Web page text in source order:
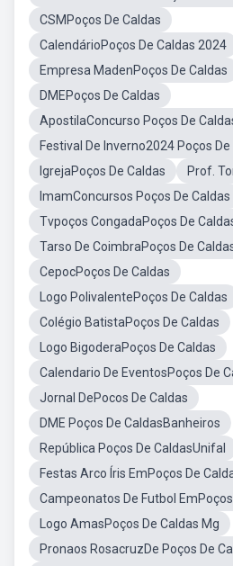
CSMPoços De Caldas
CalendárioPoços De Caldas 2024
Empresa MadenPoços De Caldas
DMEPoços De Caldas
ApostilaConcurso Poços De
Festival De Inverno2024 Poços De
IgrejaPoços De Caldas
Prof.
ImamConcursos Poços De Caldas
Tvpoços CongadaPoços De
Tarso De CoimbraPoços De
CepocPoços De Caldas
Logo PolivalentePoços De Caldas
Colégio BatistaPoços De Caldas
Logo BigoderaPoços De Caldas
Calendario De EventosPoços De
Jornal DePocos De Caldas
DME Poços De CaldasBanheiros
República Poços De CaldasUnifal
Festas Arco Íris EmPoços De
Campeonatos De Futbol
Logo AmasPoços De Caldas Mg
Pronaos RosacruzDe Poços De